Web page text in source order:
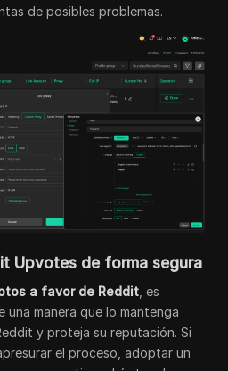
de posibles problemas.
Upvotes de forma segura
a favor de Reddit , es
manera que lo mantenga
y proteja su reputación. Si
el proceso, adoptar un